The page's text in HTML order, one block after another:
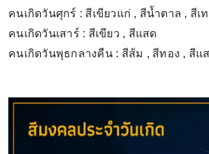
คนเกิดวันศุกร์ : สีเขียวแก่ , สีน้ำตาล , สีเ
คนเกิดวันเสาร์ : สีเขียว , สีแสด
คนเกิดวันพุธกลางคืน : สีส้ม , สีทอง , สีแ